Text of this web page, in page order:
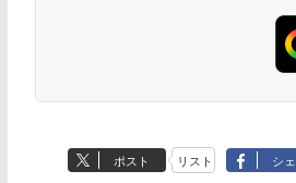
ポスト リスト シ